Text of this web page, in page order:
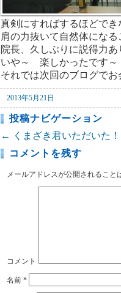
真剣にすればするほどで
肩の力抜いて自然体にな
院長、久しぶりに説得力
いや～ 楽しかったです
それでは次回のブログで
2013年5月21日
投稿ナビゲーション
←
くまざき君いただいた！
コメントを残す
メールアドレスが公開されること
コメント
名前 *